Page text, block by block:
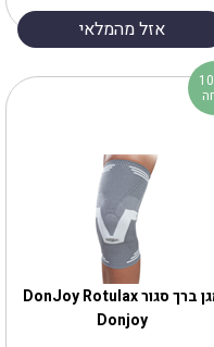
אזל מהמלאי
מגן ברך סגור DonJoy Rotulax
Donjoy